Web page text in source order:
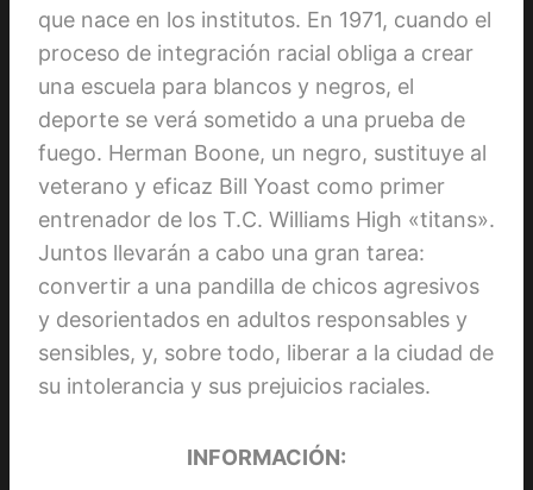
que nace en los institutos. En 1971, cuando el
proceso de integración racial obliga a crear
una escuela para blancos y negros, el
deporte se verá sometido a una prueba de
fuego. Herman Boone, un negro, sustituye al
veterano y eficaz Bill Yoast como primer
entrenador de los T.C. Williams High «titans».
Juntos llevarán a cabo una gran tarea:
convertir a una pandilla de chicos agresivos
y desorientados en adultos responsables y
sensibles, y, sobre todo, liberar a la ciudad de
su intolerancia y sus prejuicios raciales.
INFORMACIÓN: